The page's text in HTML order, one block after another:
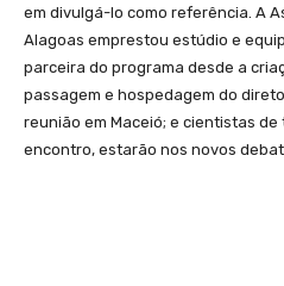
em divulgá-lo como referência. A
Alagoas emprestou estúdio e
parceira do programa desde a
passagem e hospedagem do
reunião em Maceió; e cientistas
encontro, estarão nos novos